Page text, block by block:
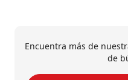
Encuentra más de
de